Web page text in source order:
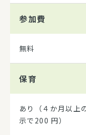
参加費
無料
保育
あり（４か月以上
示で200 円）